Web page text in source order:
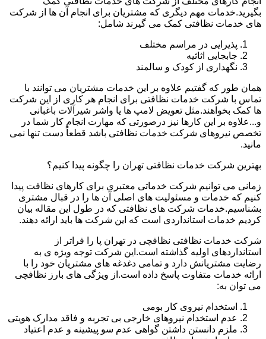
بگیرید.خدمات مهم دیگری که مشتریان برای انجام آن ها از شرکت
های خدمات نظافتی کمک می گیرند شامل:
پذیرایی در مراسم مختلف
جابجایی اثاثیه
نگهداری از کودک و سالمند
همان طور که گفتیم علاوه بر این خدمات مشتریان می توانند با
تماس با شرکت خدمات نظافتی برای انجام هر کاری از این شرکت
ها کمک بخواهند.مثل تعویض لامپ ها یا واشر شیرآلات باغبانی
و...علاوه بر این کارها نیز درصورتی که مهارت انجام کار شما در
تخصص نیروهای شرکت خدمات نظافتی باشد قطعاً دست تنها نمی
مانید.
بهترین شرکت خدمات نظافتی تهران را چگونه پیدا کنیم؟
زمانی می توانیم شرکت خدماتی معتبری برای کارهای نظافت پیدا
کنیم که خدمات و مسئولیت های اصلی آن ها را در قبال مشتری
بشناسیم.خدمات شرکت های نظافتی که در طول این مقاله بیان
کردیم خدمات استانداردی است که این شرکت ها باید ارائه دهند.
شرکت خدمات نظافتی نظافچی در تهران پا را فراتر از
استانداردهای اولیه گذاشته است.این شرکت توجه ویژه ی به
رضایت مشتریانش دارد و تمامی دغدغه های مشتریان خود را با
ارائه خدمات متفاوت پاسخ داده است.از ویژگی های بارز نظافچی
می توان به:
استخدام نیروی کار بومی
عدم استخدام نیروهای خارجی بی تجربه و فاقد مدارک هویتی
ملزم دانستن داشتن گواهی عدم سو پیشینه و عدم اعتیاد